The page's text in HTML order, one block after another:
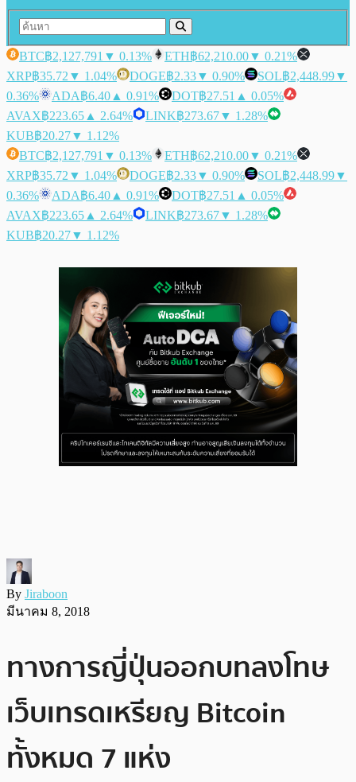
BTC฿2,127,791 ▼ 0.13% ETH฿62,210.00▼ 0.21%
XRP฿35.72 ▼ 1.04% DOGE฿2.33▼ 0.90% SOL฿2,448.99▼
0.36%
ADA฿6.40 ▲ 0.91% DOT฿27.51 ▲ 0.05%
AVAX฿223.65 ▲ 2.64% LINK฿273.67▼ 1.28%
KUB฿20.27▼ 1.12%
BTC฿2,127,791 ▼ 0.13% ETH฿62,210.00▼ 0.21%
XRP฿35.72 ▼ 1.04% DOGE฿2.33▼ 0.90% SOL฿2,448.99▼
0.36%
ADA฿6.40 ▲ 0.91% DOT฿27.51 ▲ 0.05%
AVAX฿223.65 ▲ 2.64% LINK฿273.67▼ 1.28%
KUB฿20.27▼ 1.12%
By Jiraboon
มีนาคม 8, 2018
ทางการญี่ปุ่นออกบทลงโทษ
เว็บเทรดเหรียญ Bitcoin
ทั้งหมด 7 แห่ง